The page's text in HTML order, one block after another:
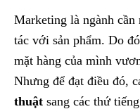
Marketing là ngành
tác với sản phẩm. Do
mặt hàng của mình
Nhưng để đạt điều đó,
thuật sang các thứ